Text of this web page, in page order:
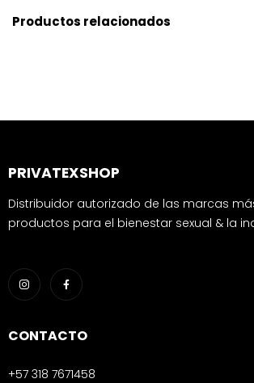
Productos relacionados
PRIVATEXSHOP
Distribuidor autorizado de las marcas
productos para el bienestar sexual & la
CONTACTO
+57 318 7671458